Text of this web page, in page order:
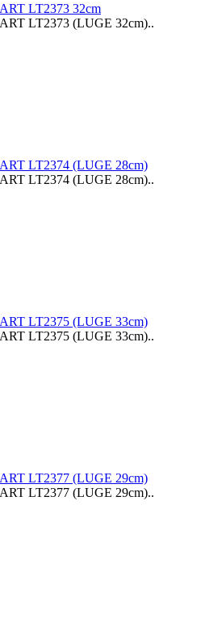
LT2373 32cm
LT2373 (LUGE 32cm)..
LT2374 (LUGE 28cm)
LT2374 (LUGE 28cm)..
LT2375 (LUGE 33cm)
LT2375 (LUGE 33cm)..
LT2377 (LUGE 29cm)
LT2377 (LUGE 29cm)..